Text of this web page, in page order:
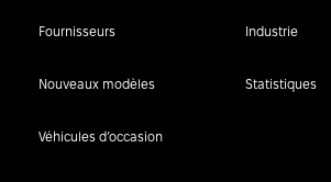
Fournisseurs Industrie
Nouveaux modèles Statistiques
Véhicules d’occasion